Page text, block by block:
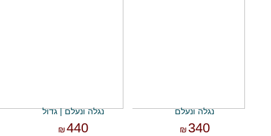
נגלה ונעלם
₪ 340
נגלה ונעלם | גדול
₪440